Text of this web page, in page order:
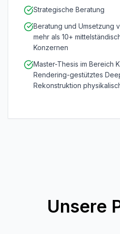
Strategische Beratung
Beratung und Umsetzung
mehr als 10+
Konzernen
Master-Thesis im Bereich
Rendering-gestütztes
Rekonstruktion
Unsere